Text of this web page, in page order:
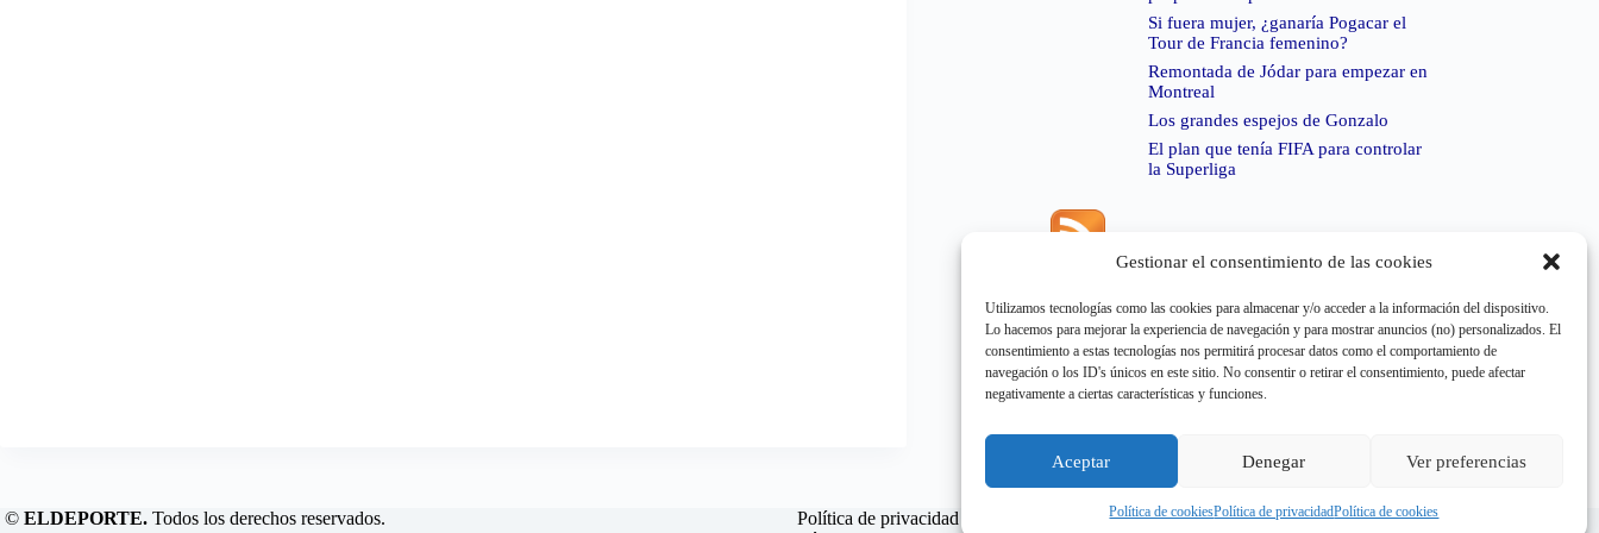
Gestionar el consentimiento de las cookies
Utilizamos tecnologías como las cookies para almacenar y/o acceder a la información del dispositivo.
Lo hacemos para mejorar la experiencia de navegación y para mostrar anuncios (no) personalizados. El
consentimiento a estas tecnologías nos permitirá procesar datos como el comportamiento de
navegación o los ID's únicos en este sitio. No consentir o retirar el consentimiento, puede afectar
negativamente a ciertas características y funciones.
Aceptar Denegar Ver preferencias
Política de cookiesPolítica de privacidadPolítica de cookies
Si fuera mujer, ¿ganaría Pogacar el
Tour de Francia femenino?
Remontada de Jódar para empezar en
Montreal
Los grandes espejos de Gonzalo
El plan que tenía FIFA para controlar
la Superliga
Error de RSS:Retrieved unsupported status code
"404"
© ELDEPORTE. Todos los derechos reservados. Política de privacidad Política de cookies
Aviso Legal